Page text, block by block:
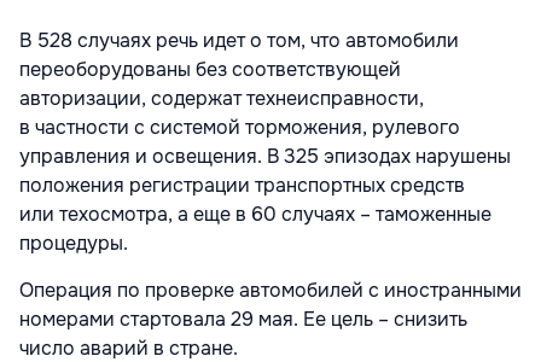
В 528 случаях речь идет о том, что автомобили
переоборудованы без соответствующей
авторизации, содержат технеисправности,
в частности с системой торможения, рулевого
управления и освещения. В 325 эпизодах нарушены
положения регистрации транспортных средств
или техосмотра, а еще в 60 случаях – таможенные
процедуры.
Операция по проверке автомобилей с иностранными
номерами стартовала 29 мая. Ее цель – снизить
число аварий в стране.